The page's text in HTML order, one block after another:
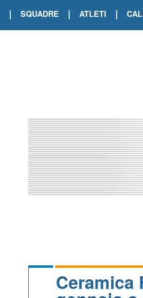
| SQUADRE | ATLETI |
Ceramica